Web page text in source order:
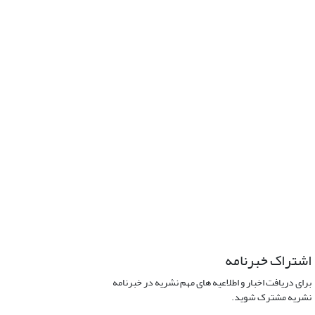
اشتراک خبرنامه
برای دریافت اخبار و اطلاعیه های مهم نشریه در خبرنامه
نشریه مشترک شوید.